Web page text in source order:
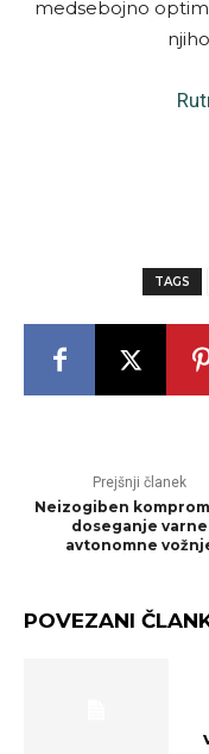
medsebojno
TAGS
Prejšnji članek
Neizogiben
doseganje varne
avtonomne
POVEZANI